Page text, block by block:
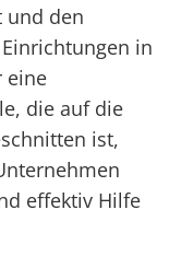
und den
in
eine
die auf die
ist,
effektiv Hilfe